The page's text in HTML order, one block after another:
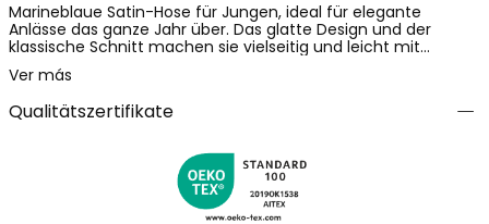
Marineblaue Satin-Hose für Jungen, ideal für elegante
Anlässe das ganze Jahr über. Das glatte Design und der
klassische Schnitt machen sie vielseitig und leicht mit
Hemden oder Pullovern kombinierbar. Das Satinmaterial
verleiht einen Hauch von Luxus und Weichheit und
gewährleistet Komfort im täglichen Gebrauch. Erhältlich in
Größen von 12 Monaten bis 14 Jahren, passt sich
oder Hosenträger können dem Outfit einen
unverwechselbaren Akzent verleihen, was diese Hose zu
einem unverzichtbaren Bestandteil der Kinderkleidung macht.
Ver más
Qualitätszertifikate